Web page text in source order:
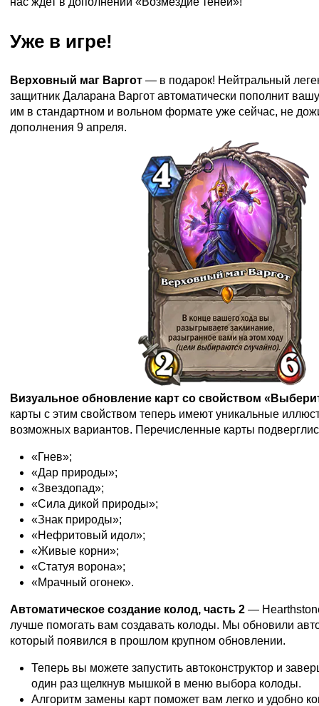
Уже в игре!
Верховный маг Варгот — в подарок! Нейтральный
защитник Даларана Варгот автоматически пополнит
им в стандартном и вольном формате уже сейчас, не
дополнения 9 апреля.
Визуальное обновление карт со свойством
карты с этим свойством теперь имеют уникальные
возможных вариантов. Перечисленные карты
«Гнев»;
«Дар природы»;
«Звездопад»;
«Сила дикой природы»;
«Знак природы»;
«Нефритовый идол»;
«Живые корни»;
«Статуя ворона»;
«Мрачный огонек».
Автоматическое создание колод, часть 2 —
лучше помогать вам создавать колоды. Мы обновили
который появился в прошлом крупном обновлении.
Теперь вы можете запустить автоконструктор и
один раз щелкнув мышкой в меню выбора колоды.
Алгоритм замены карт поможет вам легко и удобно